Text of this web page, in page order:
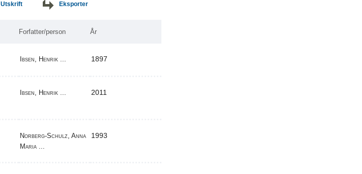
Utskrift Eksporter
Forfatter/person År
Ibsen, Henrik ... 1897
Ibsen, Henrik ... 2011
Norberg-Schulz, Anna
Maria ...
1993